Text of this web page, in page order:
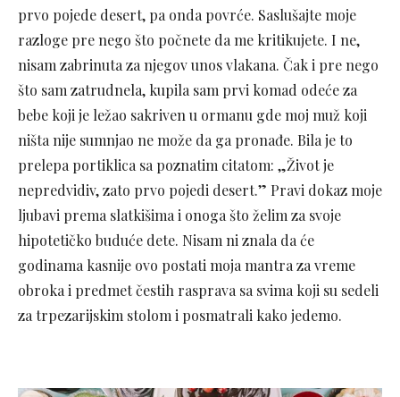
prvo pojede desert, pa onda povrće. Saslušajte moje
razloge pre nego što počnete da me kritikujete. I ne,
nisam zabrinuta za njegov unos vlakana. Čak i pre nego
što sam zatrudnela, kupila sam prvi komad odeće za
bebe koji je ležao sakriven u ormanu gde moj muž koji
ništa nije sumnjao ne može da ga pronađe. Bila je to
prelepa portiklica sa poznatim citatom: „Život je
nepredvidiv, zato prvo pojedi desert.” Pravi dokaz moje
ljubavi prema slatkišima i onoga što želim za svoje
hipotetičko buduće dete. Nisam ni znala da će
godinama kasnije ovo postati moja mantra za vreme
obroka i predmet čestih rasprava sa svima koji su sedeli
za trpezarijskim stolom i posmatrali kako jedemo.